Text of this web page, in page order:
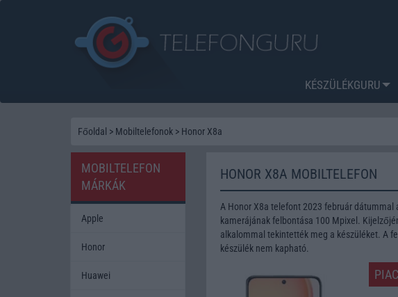
KÉSZÜLÉKGURU
Főoldal > Mobiltelefonok > Honor X8a
HONOR X8A MOBILTELEFON
A Honor X8a telefont 2023 február dátummal
kamerájának felbontása 100 Mpixel.
alkalommal tekintették meg a készüléket. A
készülék nem kapható.
MOBILTELEFON
MÁRKÁK
Apple
Honor
Huawei